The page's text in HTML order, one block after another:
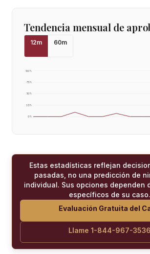
Tendencia mensual de
12m 60m
0%
25%
50%
75%
100%
Estas estadísticas reflejan
pasadas, no una predicción de
individual. Sus opciones dependen
específicos de su caso.
Evaluación Gratuita del
Llame 1-844-967-3536